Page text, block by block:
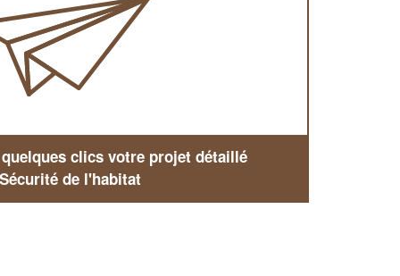
clics votre projet détaillé
de l'habitat